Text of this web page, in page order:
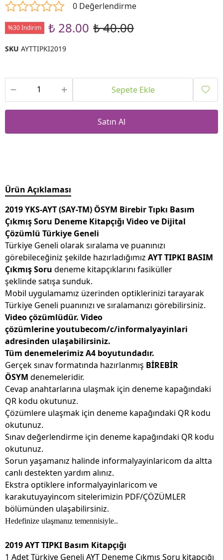
0 Değerlendirme
%30 İndirim ₺ 28.00 ₺ 40.00
SKU AYTTIPKI2019
Sepete Ekle
Satın Al
Ürün Açıklaması
2019 YKS-AYT (SAY-TM) ÖSYM Birebir Tıpkı Basım
Çıkmış Soru Deneme Kitapçığı Video ve Dijital
Çözümlü Türkiye Geneli
Türkiye Geneli olarak sıralama ve puanınızı
görebileceğiniz şekilde hazırladığımız AYT TIPKI BASIM
Çıkmış Soru deneme kitapçıklarını fasiküller
şeklinde satışa sunduk.
Mobil uygulamamız üzerinden optiklerinizi tarayarak
Türkiye Geneli puanınızı ve sıralamanızı görebilirsiniz.
Video çözümlüdür. Video
çözümlerine youtubecom/c/informalyayinlari
adresinden ulaşabilirsiniz.
Tüm denemelerimiz A4 boyutundadır.
Gerçek sınav formatında hazırlanmış BİREBİR
ÖSYM denemeleridir.
Cevap anahtarlarına ulaşmak için deneme kapağındaki
QR kodu okutunuz.
Çözümlere ulaşmak için deneme kapağındaki QR kodu
okutunuz.
Sınav değerlendirme için deneme kapağındaki QR kodu
okutunuz.
Sorun yaşamanız halinde informalyayinlaricom da altta
canlı destekten yardım alınız.
Ekstra optiklere informalyayinlaricom ve
karakutuyayincom sitelerimizin PDF/ÇÖZÜMLER
bölümünden ulaşabilirsiniz.
Hedefinize ulaşmanız temennisiyle..
2019 AYT TIPKI Basım Kitapçığı
1 Adet Türkiye Geneli AYT Deneme Çıkmış Soru kitapçığı